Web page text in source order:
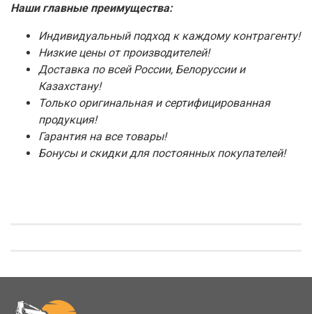
Наши главные преимущества:
Индивидуальный подход к каждому контрагенту!
Низкие цены от производителей!
Доставка по всей России, Белоруссии и
Казахстану!
Только оригинальная и сертифицированная
продукция!
Гарантия на все товары!
Бонусы и скидки для постоянных покупателей!